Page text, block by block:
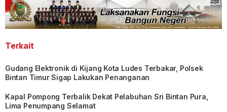
Terkait
Gudang Elektronik di Kijang Kota Ludes Terbakar, Polsek
Bintan Timur Sigap Lakukan Penanganan
Kapal Pompong Terbalik Dekat Pelabuhan Sri Bintan Pura,
Lima Penumpang Selamat